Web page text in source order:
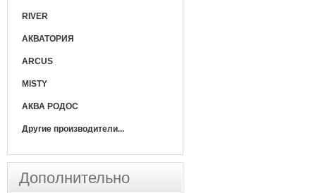
RIVER
АКВАТОРИЯ
ARCUS
MISTY
АКВА РОДОС
Другие производители...
Дополнительно